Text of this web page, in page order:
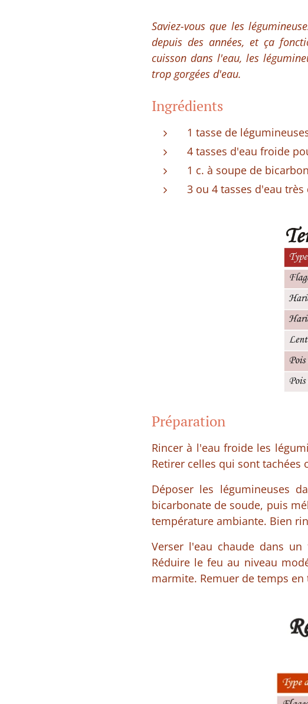
Saviez-vous que les
depuis des années, et ça
cuisson dans l'eau, les
trop gorgées d'eau.
Ingrédients
1 tasse de
4 tasses d'eau froide
1 c. à soupe de
3 ou 4 tasses d'eau très
Préparation
Rincer à l'eau froide les
Retirer celles qui sont tachées
Déposer les légumineuses
bicarbonate de soude, puis
température ambiante. Bien
Verser l'eau chaude dans
Réduire le feu au niveau
marmite. Remuer de temps